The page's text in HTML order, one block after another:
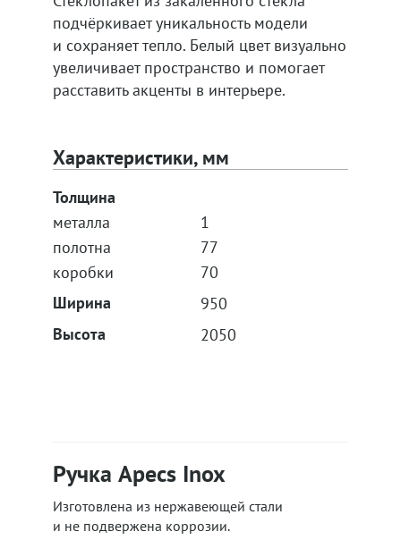
подчёркивает уникальность модели
и сохраняет тепло. Белый цвет визуально
увеличивает пространство и помогает
расставить акценты в интерьере.
Характеристики, мм
Толщина
металла
1
полотна
77
коробки
70
Ширина
950
Высота
2050
Ручка Apecs Inox
Изготовлена из нержавеющей стали
и не подвержена коррозии.